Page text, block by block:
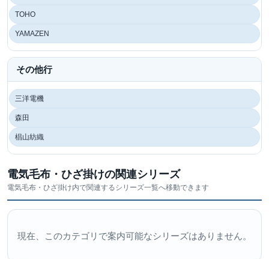
TOHO
YAMAZEN
その他行
三洋電機
森田
椙山紡織
電気毛布・ひざ掛けの関連シリーズ
電気毛布・ひざ掛け内で関連するシリーズ一覧へ移動できます
現在、このカテゴリで案内可能なシリーズはありません。